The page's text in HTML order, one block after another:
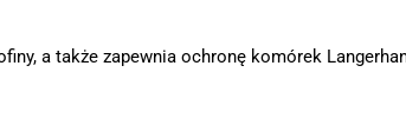
a także zapewnia ochronę komórek